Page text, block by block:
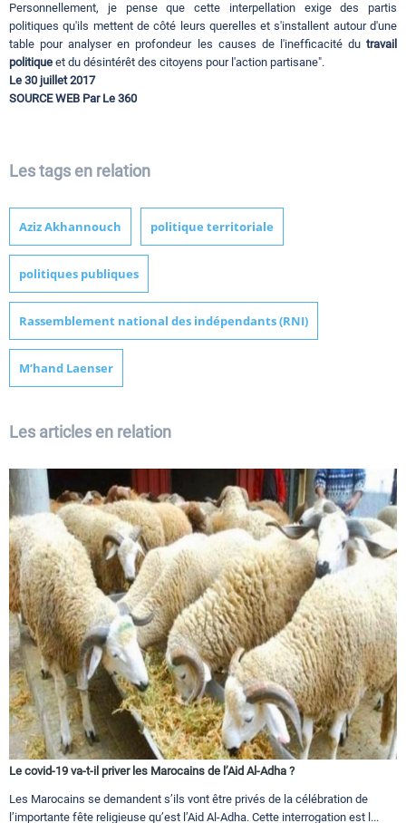
Personnellement, je pense que cette interpellation exige des partis
politiques qu'ils mettent de côté leurs querelles et s'installent autour d'une
table pour analyser en profondeur les causes de l'inefficacité du travail
politique et du désintérêt des citoyens pour l'action partisane".
Le 30 juillet 2017
SOURCE WEB Par Le 360
Les tags en relation
Aziz Akhannouch politique territoriale
politiques publiques
Rassemblement national des indépendants (RNI)
M’hand Laenser
Les articles en relation
Le covid-19 va-t-il priver les Marocains de l’Aid Al-Adha ?
Les Marocains se demandent s’ils vont être privés de la célébration de
l’importante fête religieuse qu’est l’Aid Al-Adha. Cette interrogation est l...